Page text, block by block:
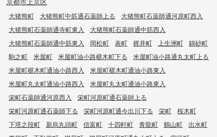
大猪熊町 大猪熊町中筋通石薬師上る
大猪熊町石薬師通河原町西入
大猪熊町石薬師通寺町東入
大猪熊町石薬師通中筋西入
大猪熊町石薬師通中筋東入
岡松町 表町 梶井町 上生洲町
錦砂町
駒之町
米屋町 米屋町油小路椹木町下る
米屋町油小路通丸太町上る
米屋町椹木町通油小路西入
米屋町椹木町通油小路東入
米屋町丸太町通油小路西入
米屋町丸太町通油小路東入
栄町石薬師通河原西入
栄町河原町通石薬師上る
栄町河原町通石薬師下る
栄町河原町通今出川下る 栄町
桜木町
下塔之段町
新烏丸頭町 信富町 十四軒町 青龍町 鶴山町
出水町